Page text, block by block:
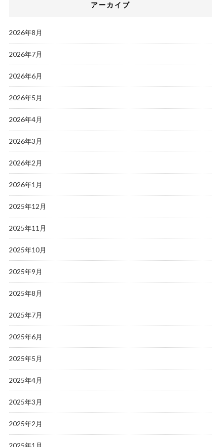
アーカイブ
2026年8月
2026年7月
2026年6月
2026年5月
2026年4月
2026年3月
2026年2月
2026年1月
2025年12月
2025年11月
2025年10月
2025年9月
2025年8月
2025年7月
2025年6月
2025年5月
2025年4月
2025年3月
2025年2月